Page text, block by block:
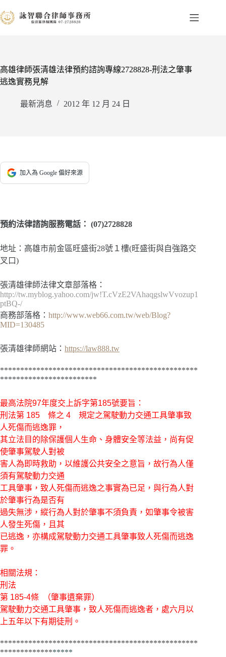
至
容
高雄律師張清雄法律預約諮詢專線2728828-刑法之肇事
逃逸實務見解
最新消息 2012 年 12 月 24 日
加入為 Google 偏好來源
預約法律諮詢服務電話： (07)2728828
地址：高雄市前金區旺盛街28號１樓(旺盛街與自強路交
叉口)
張清雄律師法律文章部落格：
http://tw.myblog.yahoo.com/jw!T.cVzE2VAhaqgslwVvozup1
ptBQ-/
商務部落格： http://www.web66.com.tw/web/Blog?
MID=130485
張清雄律師網站： https://law888.tw
*************************************************
************************
最高法院97年度交上訴字第185號要旨：
刑法第 185 條之 4 規定之駕駛動力交通工具肇事致
人死傷而逃逸罪，
其立法目的除保護個人生命、身體安全等法益，尚有促
使肇事駕駛人對被
害人為即時救助，以維護公共安全之意旨，故行為人僅
須有駕駛動力交通
工具肇事，致人死傷而逃逸之事實為已足，與行為人對
於肇事行為是否有
過失無涉，縱行為人對於肇事不須負責，如肇事令被害
人發生死傷，且其
已逃逸，亦構成駕駛動力交通工具肇事致人死傷而逃逸
罪。
相關法規：
刑法
第 185-4條 （肇事遺棄罪）
駕駛動力交通工具肇事，致人死傷而逃逸者，處六月以
上五年以下有期徒刑。
*************************************************
******************